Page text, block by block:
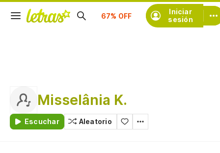
Iniciar
sesión
Suscríbete
Misselânia K.
Escuchar Aleatorio